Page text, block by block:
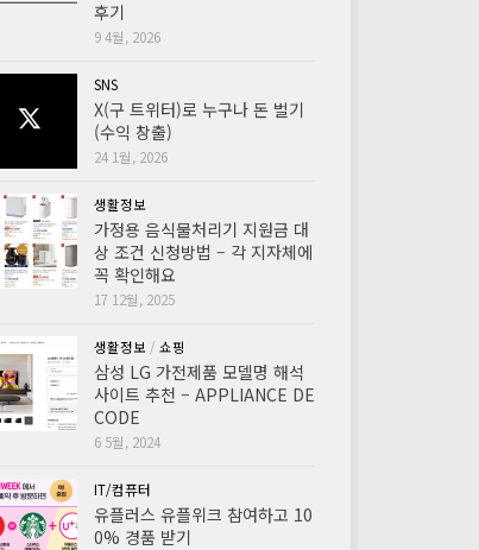
후기
9 4월, 2026
SNS
X(구 트위터)로 누구나 돈 벌기
(수익 창출)
24 1월, 2026
생활정보
가정용 음식물처리기 지원금 대
상 조건 신청방법 – 각 지자체에
꼭 확인해요
17 12월, 2025
생활정보 / 쇼핑
삼성 LG 가전제품 모델명 해석
사이트 추천 – APPLIANCE DE
CODE
6 5월, 2024
IT/컴퓨터
유플러스 유플위크 참여하고 10
0% 경품 받기